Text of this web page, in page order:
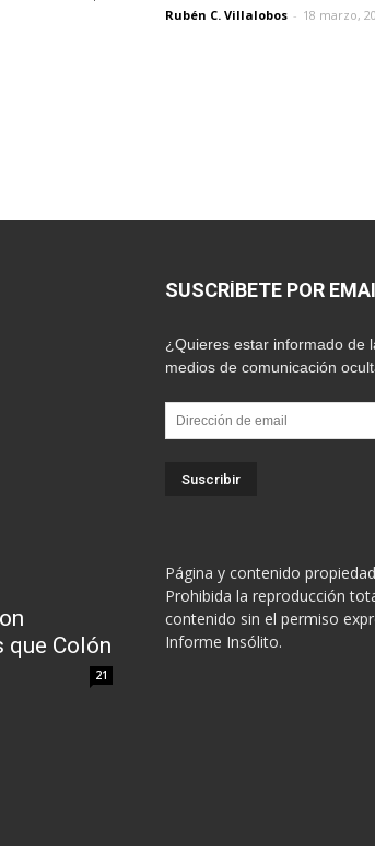
Rubén C. Villalobos - 18 marzo,
que Colón
21
SUSCRÍBETE POR
¿Quieres estar informado de
medios de comunicación
Dirección
de
Página y contenido
Prohibida la reproducción
contenido sin el permiso
Informe Insólito.